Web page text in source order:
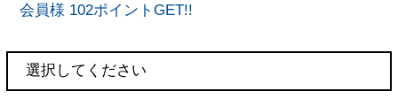
会員様 102ポイントGET!!